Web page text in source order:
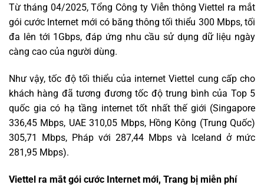
Từ tháng 04/2025, Tổng Công ty Viễn thông Viettel ra mắt
gói cước Internet mới có băng thông tối thiểu 300 Mbps, tối
đa lên tới 1Gbps, đáp ứng nhu cầu sử dụng dữ liệu ngày
càng cao của người dùng.
Như vậy, tốc độ tối thiểu của internet Viettel cung cấp cho
khách hàng đã tương đương tốc độ trung bình của Top 5
quốc gia có hạ tầng internet tốt nhất thế giới (Singapore
336,45 Mbps, UAE 310,05 Mbps, Hồng Kông (Trung Quốc)
305,71 Mbps, Pháp với 287,44 Mbps và Iceland ở mức
281,95 Mbps).
Viettel ra mắt gói cước Internet mới, Trang bị miễn phí